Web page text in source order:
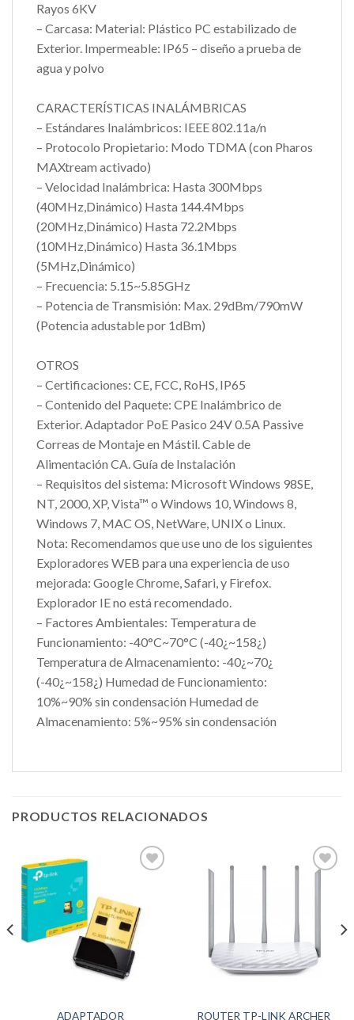
Rayos 6KV
– Carcasa: Material: Plástico PC estabilizado de
Exterior. Impermeable: IP65 – diseño a prueba de
agua y polvo
CARACTERÍSTICAS INALÁMBRICAS
– Estándares Inalámbricos: IEEE 802.11a/n
– Protocolo Propietario: Modo TDMA (con Pharos
MAXtream activado)
– Velocidad Inalámbrica: Hasta 300Mbps
(40MHz,Dinámico) Hasta 144.4Mbps
(20MHz,Dinámico) Hasta 72.2Mbps
(10MHz,Dinámico) Hasta 36.1Mbps
(5MHz,Dinámico)
– Frecuencia: 5.15~5.85GHz
– Potencia de Transmisión: Max. 29dBm/790mW
(Potencia adustable por 1dBm)
OTROS
– Certificaciones: CE, FCC, RoHS, IP65
– Contenido del Paquete: CPE Inalámbrico de
Exterior. Adaptador PoE Pasico 24V 0.5A Passive
Correas de Montaje en Mástil. Cable de
Alimentación CA. Guía de Instalación
– Requisitos del sistema: Microsoft Windows 98SE,
NT, 2000, XP, Vista™ o Windows 10, Windows 8,
Windows 7, MAC OS, NetWare, UNIX o Linux.
Nota: Recomendamos que use uno de los siguientes
Exploradores WEB para una experiencia de uso
mejorada: Google Chrome, Safari, y Firefox.
Explorador IE no está recomendado.
– Factores Ambientales: Temperatura de
Funcionamiento: -40°C~70°C (-40¿~158¿)
Temperatura de Almacenamiento: -40¿~70¿
(-40¿~158¿) Humedad de Funcionamiento:
10%~90% sin condensación Humedad de
Almacenamiento: 5%~95% sin condensación
PRODUCTOS RELACIONADOS
ADAPTADOR ROUTER TP-LINK ARCHER